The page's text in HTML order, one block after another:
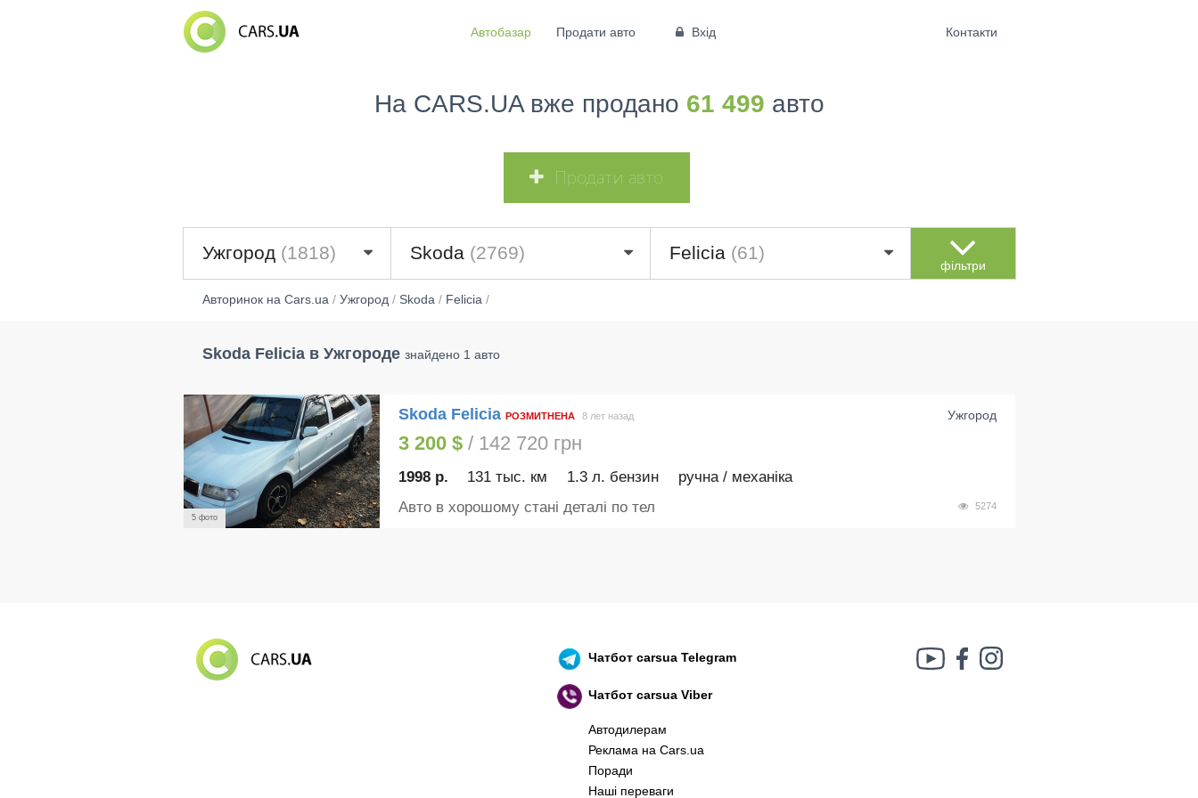
Автобазар Продати авто Вхід Контакти
На CARS.UA вже продано 61 499 авто
Продати авто
Ужгород (1818) Skoda (2769) Felicia (61)
фільтри
Авторинок на Cars.ua/ Ужгород/ Skoda/ Felicia/
Skoda Felicia в Ужгороде знайдено 1 авто
5 фото
Skoda Felicia РОЗМИТНЕНА Ужгород
8 лет назад
3 200 $/ 142 720 грн
1998 р. 131 тыс. км 1.3 л. бензин ручна / механіка
5274
Авто в хорошому стані деталі по тел
Чатботcarsua Telegram
Чатботcarsua Viber
Автодилерам
Реклама на Cars.ua
Поради
Наші переваги